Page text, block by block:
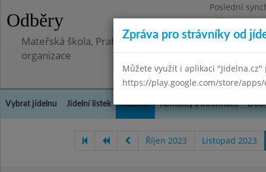
Odběry
Poslední
Středa
Mateřská škola, Praha 5 - Barrandov, Lohniského
organizace
Vybrat jídelnu Jídelní lístek Historie Kontakty a informace
Říjen 2023 Listopad 2023
Zpráva pro strávníky od
Můžete využít i aplikaci
https://play.google.com/store/